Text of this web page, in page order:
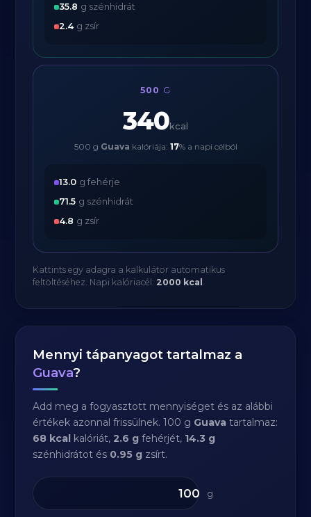
35.8 g szénhidrát
2.4 g zsír
500 G
340kcal
500 g Guava kalóriája: 17% a napi célból
13.0 g fehérje
71.5 g szénhidrát
4.8 g zsír
Kattints egy adagra a kalkulátor automatikus
feltöltéséhez. Napi kalóriacél: 2000 kcal .
Mennyi tápanyagot tartalmaz a
Guava?
Add meg a fogyasztott mennyiséget és az alábbi
értékek azonnal frissülnek. 100 g Guava tartalmaz:
68 kcal kalóriát,2.6 g fehérjét, 14.3 g
szénhidrátot és 0.95 g zsírt.
g